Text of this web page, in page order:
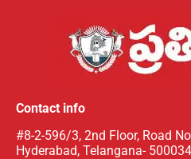
Contact info
#8-2-596/3, 2nd Floor, Road
Hyderabad, Telangana-